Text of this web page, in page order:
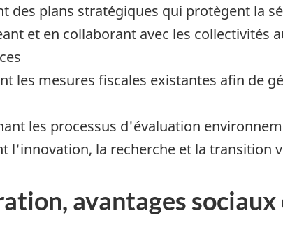
des plans stratégiques qui protègent la
et en collaborant avec les collectivités
les mesures fiscales existantes afin de
les processus d'évaluation
l'innovation, la recherche et la transition
avantages sociaux